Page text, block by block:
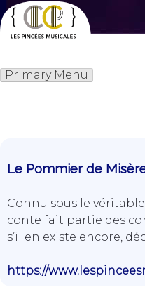
Skip
to
content
Les Pincées Musicales
Primary Menu
Le Pommier de
Connu sous le
conte fait partie des
s’il en existe encore,
https://